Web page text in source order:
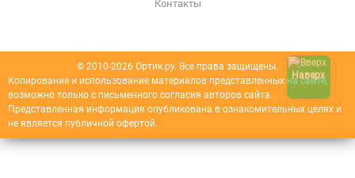
Контакты
© 2010-2026 Ортик.ру. Все права защищены.
Копирование и использование материалов представленных на сайте,
возможно только с письменного согласия авторов сайта.
Представленная информация опубликована в ознакомительных целях и
не является публичной офертой.
Наверх